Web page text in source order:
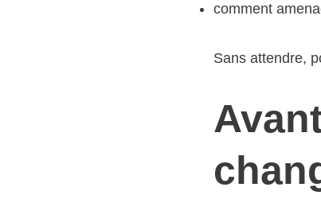
comment
Sans attendre,